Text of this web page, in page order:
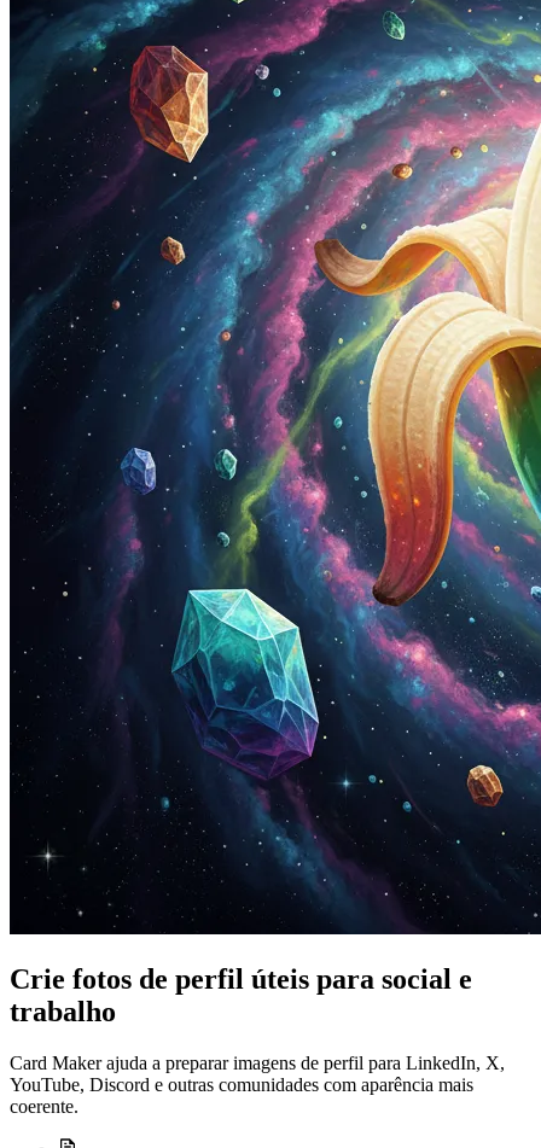
Crie fotos de perfil úteis para social e
trabalho
Card Maker ajuda a preparar imagens de perfil para LinkedIn, X,
YouTube, Discord e outras comunidades com aparência mais
coerente.